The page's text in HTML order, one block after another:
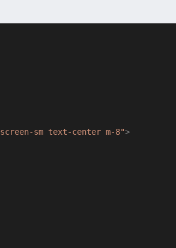
sm text-center m-8">